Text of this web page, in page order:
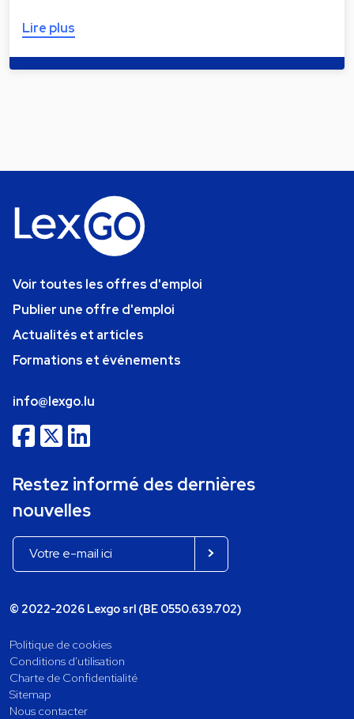
Lire plus
Voir toutes les offres d'emploi
Publier une offre d'emploi
Actualités et articles
Formations et événements
info@lexgo.lu
Restez informé des dernières
nouvelles
© 2022-2026 Lexgo srl (BE 0550.639.702)
Politique de cookies
Conditions d'utilisation
Charte de Confidentialité
Sitemap
Nous contacter